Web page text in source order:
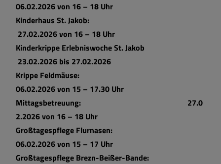
06.02.2026 von 16 – 18 Uhr
Kinderhaus St. Jakob:
27.02.2026 von 16 – 18 Uhr
Kinderkrippe Erlebniswoche St. Jakob
23.02.2026 bis 27.02.2026
Krippe Feldmäuse:
06.02.2026 von 15 – 17.30 Uhr
Mittagsbetreuung: 27.0
2.2026 von 16 – 18 Uhr
Großtagespflege Flurnasen:
06.02.2026 von 15 – 17 Uhr
Großtagespflege Brezn-Beißer-Bande: